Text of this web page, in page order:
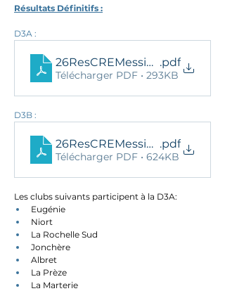
Résultats Définitifs :
D3A :
.pdf
Télécharger PDF • 293KB
D3B :
.pdf
Télécharger PDF • 624KB
Les clubs suivants participent à la D3A:
Eugénie
Niort
La Rochelle Sud
Jonchère
Albret
La Prèze
La Marterie